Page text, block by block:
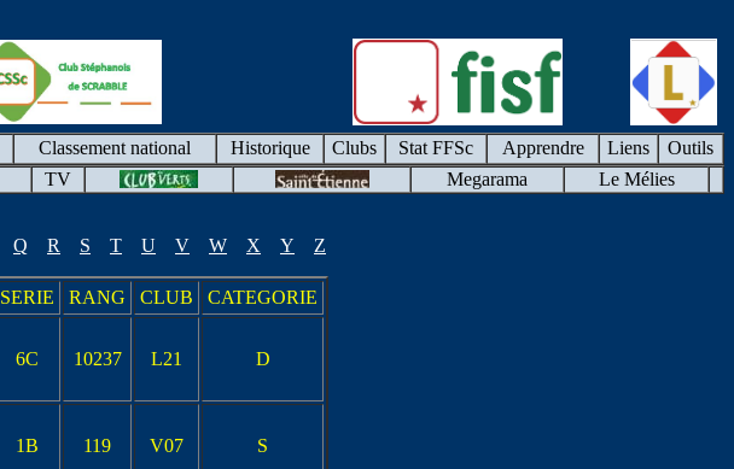
Classement national Historique Clubs Stat FFSc Apprendre Liens Outils
TV Megarama Le Mélies
Q R S T U V W X Y Z
SERIE RANG CLUB CATEGORIE
6C 10237 L21 D
1B 119 V07 S